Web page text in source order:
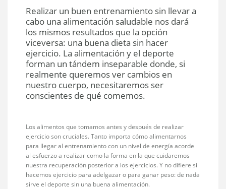
Realizar un buen entrenamiento sin llevar a
cabo una alimentación saludable nos dará
los mismos resultados que la opción
viceversa: una buena dieta sin hacer
ejercicio. La alimentación y el deporte
forman un tándem inseparable donde, si
realmente queremos ver cambios en
nuestro cuerpo, necesitaremos ser
conscientes de qué comemos.
Los alimentos que tomamos antes y después de realizar
ejercicio son cruciales. Tanto importa cómo alimentarnos
para llegar al entrenamiento con un nivel de energía acorde
al esfuerzo a realizar como la forma en la que cuidaremos
nuestra recuperación posterior a los ejercicios. Y no difiere si
hacemos ejercicio para adelgazar o para ganar peso: de nada
sirve el deporte sin una buena alimentación.